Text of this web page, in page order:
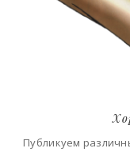
Публикуем